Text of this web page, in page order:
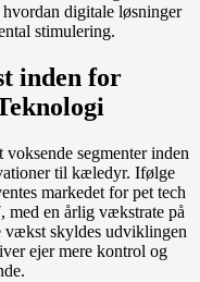
digitale løsninger
stimulering.
inden for
segmenter inden
til kæledyr. Ifølge
markedet for pet tech
med en årlig vækstrate på
skyldes udviklingen
ejer mere kontrol og